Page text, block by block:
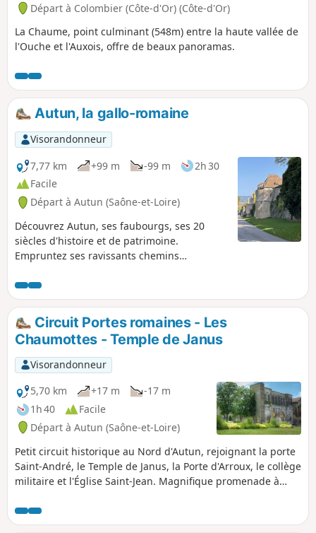
Départ à Colombier (Côte-d'Or) (Côte-d'Or)
La Chaume, point culminant (548m) entre la haute vallée de
l'Ouche et l'Auxois, offre de beaux panoramas.
Autun, la gallo-romaine
Visorandonneur
7,77 km
+99 m -99 m
2h 30
Facile
Départ à Autun (Saône-et-Loire)
Découvrez Autun, ses faubourgs, ses 20
siècles d'histoire et de patrimoine.
Empruntez ses ravissants chemins
Admirez ses remparts, ses monuments
antiques et ses quartiers médiévaux.
Circuit Portes romaines - Les
Chaumottes - Temple de Janus
Visorandonneur
5,70 km
+17 m
-17 m
1h 40
Facile
Départ à Autun (Saône-et-Loire)
Petit circuit historique au Nord d'Autun, rejoignant la porte
Saint-André, le Temple de Janus, la Porte d'Arroux, le collège
militaire et l'Église Saint-Jean. Magnifique promenade à
traversent les rivières et qui permet de flâner le long des
berges de l'Arroux.